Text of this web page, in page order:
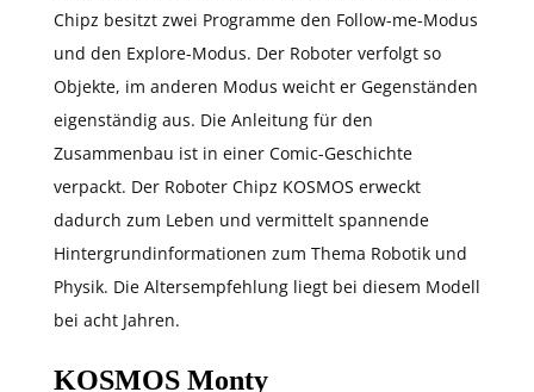
Chipz besitzt zwei Programme den Follow-me-Modus
und den Explore-Modus. Der Roboter verfolgt so
Objekte, im anderen Modus weicht er Gegenständen
eigenständig aus. Die Anleitung für den
Zusammenbau ist in einer Comic-Geschichte
verpackt. Der Roboter Chipz KOSMOS erweckt
dadurch zum Leben und vermittelt spannende
Hintergrundinformationen zum Thema Robotik und
Physik. Die Altersempfehlung liegt bei diesem Modell
bei acht Jahren.
KOSMOS Monty